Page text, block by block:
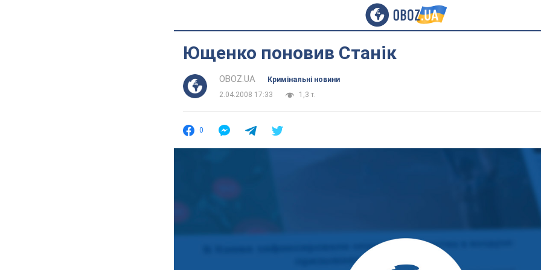
Ющенко поновив Станік
OBOZ.UA
Кримінальні новини
2.04.2008 17:33
1,3 т.
0